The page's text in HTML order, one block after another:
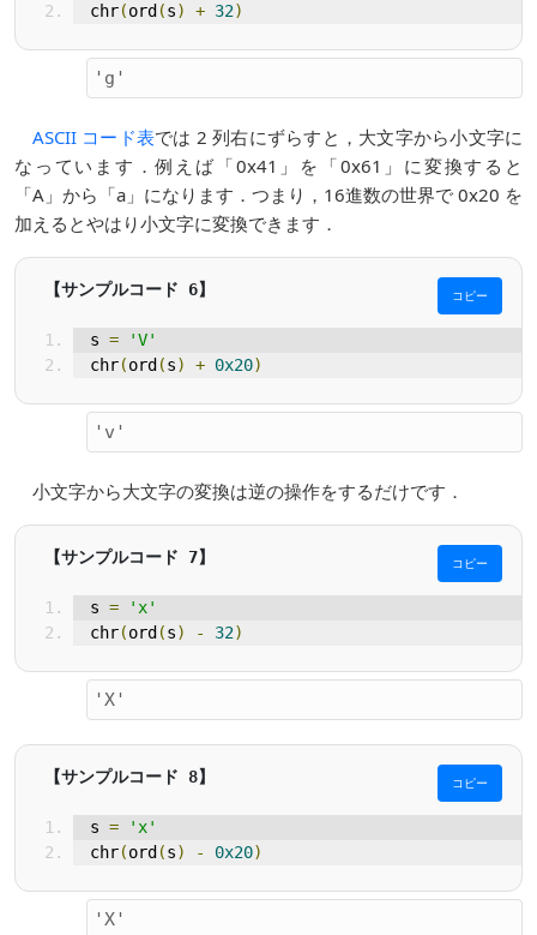
chr(ord (s) + 32)
ASCII コード表では 2 列右にずらすと，大文字から小文字に
なっています．例えば「0x41」を「0x61」に変換すると
「A」から「a」になります．つまり，16進数の世界で 0x20 を
加えるとやはり小文字に変換できます．
コピー
s =
'V'
chr(ord (s) + 0x20)
小文字から大文字の変換は逆の操作をするだけです．
コピー
s =
'x'
chr(ord (s) - 32)
コピー
s =
'x'
chr(ord (s) - 0x20)